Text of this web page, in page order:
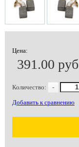
Цена:
391.00 руб
Количество: -
Добавить к сравнению